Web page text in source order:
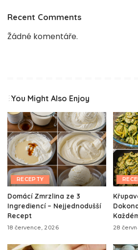
Recent Comments
Žádné komentáře.
You Might Also Enjoy
RECEPTY
Domácí Zmrzlina ze 3
Ingrediencí – Nejjednodušší
Recept
18 července, 2026 28